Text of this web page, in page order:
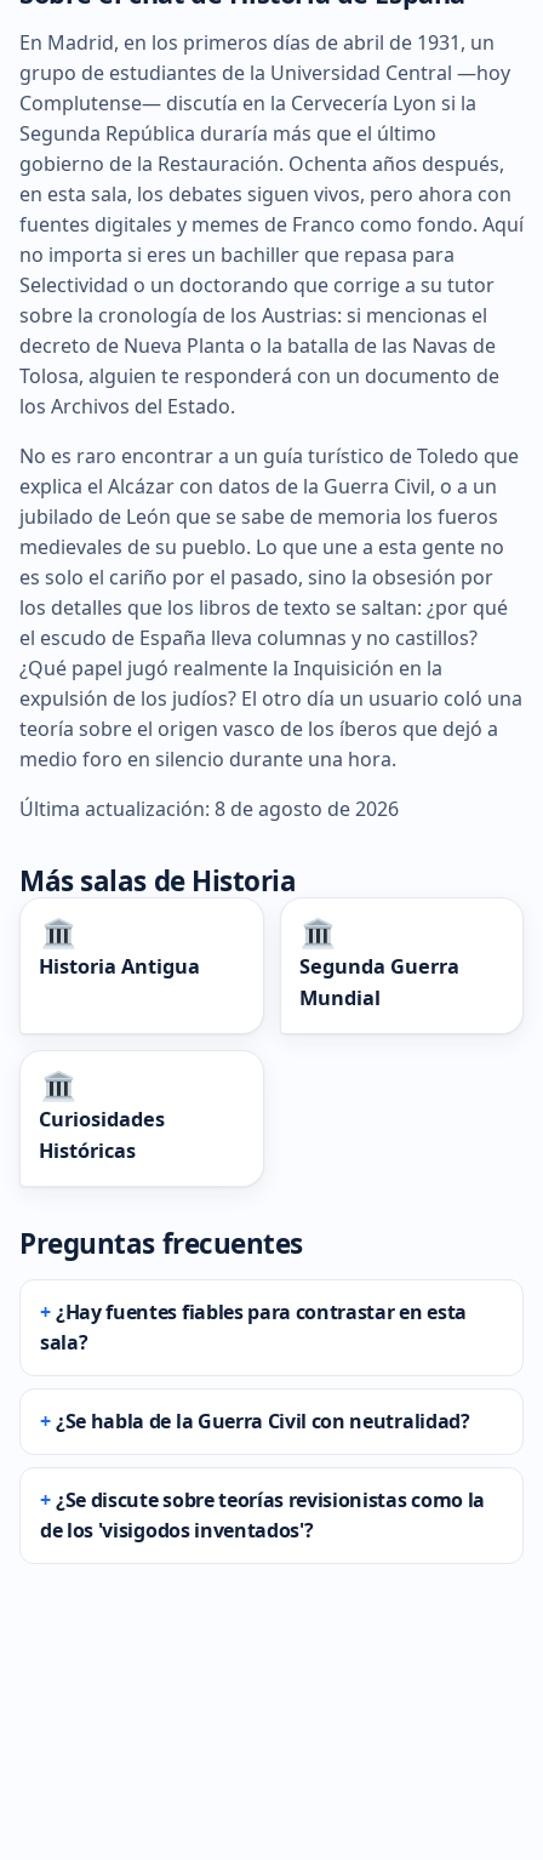
En Madrid, en los primeros días de abril de 1931, un
grupo de estudiantes de la Universidad Central —hoy
Complutense— discutía en la Cervecería Lyon si la
Segunda República duraría más que el último
gobierno de la Restauración. Ochenta años después,
en esta sala, los debates siguen vivos, pero ahora con
fuentes digitales y memes de Franco como fondo. Aquí
no importa si eres un bachiller que repasa para
Selectividad o un doctorando que corrige a su tutor
sobre la cronología de los Austrias: si mencionas el
decreto de Nueva Planta o la batalla de las Navas de
Tolosa, alguien te responderá con un documento de
los Archivos del Estado.
No es raro encontrar a un guía turístico de Toledo que
explica el Alcázar con datos de la Guerra Civil, o a un
jubilado de León que se sabe de memoria los fueros
medievales de su pueblo. Lo que une a esta gente no
es solo el cariño por el pasado, sino la obsesión por
los detalles que los libros de texto se saltan: ¿por qué
el escudo de España lleva columnas y no castillos?
¿Qué papel jugó realmente la Inquisición en la
expulsión de los judíos? El otro día un usuario coló una
teoría sobre el origen vasco de los íberos que dejó a
medio foro en silencio durante una hora.
Última actualización: 8 de agosto de 2026
Más salas de Historia
Historia Antigua
Segunda Guerra
Mundial
Curiosidades
Históricas
Preguntas frecuentes
¿Hay fuentes fiables para contrastar en esta
sala?
¿Se habla de la Guerra Civil con neutralidad?
¿Se discute sobre teorías revisionistas como la
de los 'visigodos inventados'?